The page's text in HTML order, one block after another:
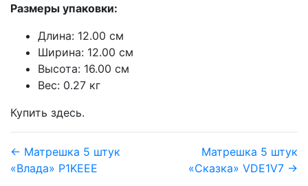
Размеры упаковки:
Длина: 12.00 см
Ширина: 12.00 см
Высота: 16.00 см
Вес: 0.27 кг
Купить здесь.
← Матрешка 5 штук
«Влада» P1KEEE
Матрешка 5 штук
«Сказка» VDE1V7 →